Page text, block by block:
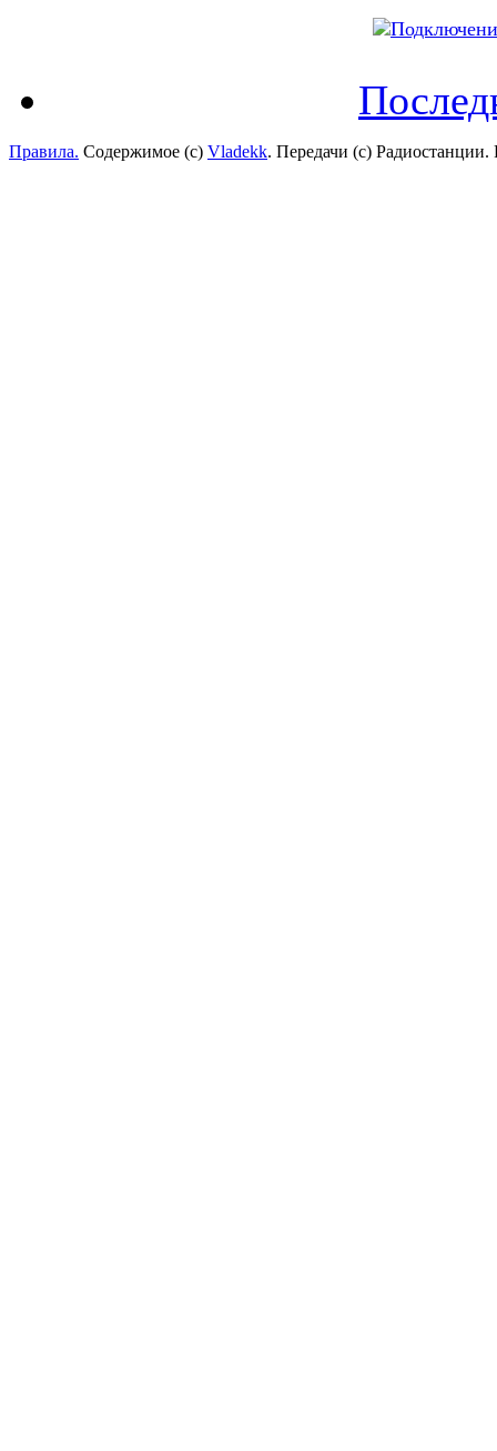
Правила. Содержимое (с) Vladekk. Передачи (с)